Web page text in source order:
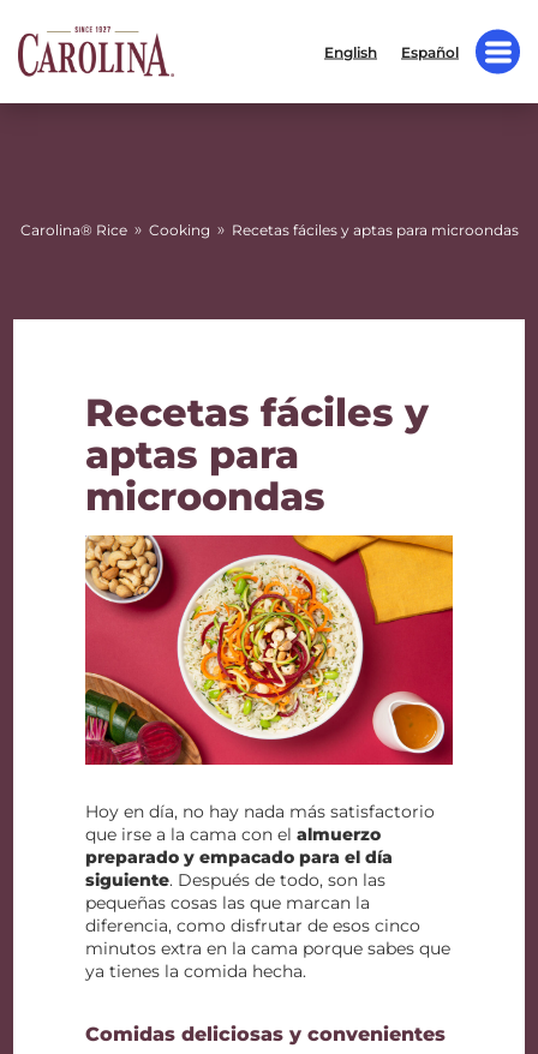
English Español
Carolina® Rice » Cooking » Recetas fáciles y aptas para microondas
Recetas fáciles y
aptas para
microondas
Hoy en día, no hay nada más satisfactorio
que irse a la cama con elalmuerzo
preparado y empacado para el día
siguiente. Después de todo, son las
pequeñas cosas las que marcan la
diferencia, como disfrutar de esos cinco
minutos extra en la cama porque sabes que
ya tienes la comida hecha.
Comidas deliciosas y convenientes